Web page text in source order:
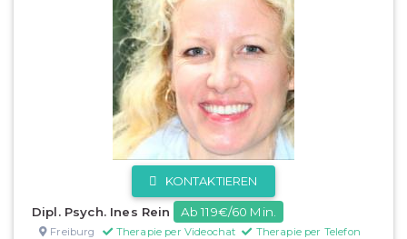
KONTAKTIEREN
Dipl. Psych. Ines Rein Ab 119€/60 Min.
Freiburg Therapie per Videochat Therapie per Telefon